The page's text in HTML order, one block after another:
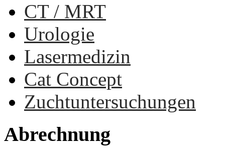
CT / MRT
Urologie
Lasermedizin
Cat Concept
Zuchtuntersuchungen
Abrechnung